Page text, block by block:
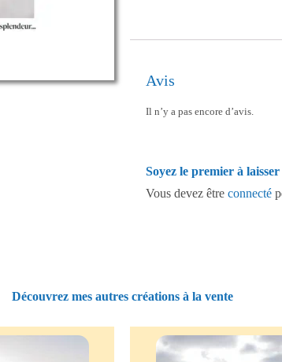
Avis
Il n’y a pas encore d’avis.
Soyez le premier à
Vous devez être connecté
Découvrez mes autres créations à la vente